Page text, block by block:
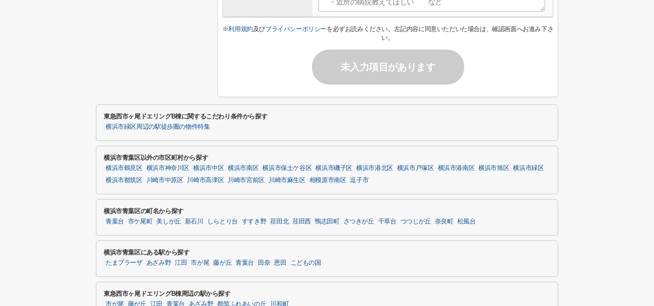
※利用規約及びプライバシーポリシーを必ずお読みください。左記内容に同意いただいた場合は、確認画面へお進み下さ
い。
未入力項目があります
東急西市ヶ尾ドエリングB棟に関するこだわり条件から探す
横浜市緑区周辺の駅徒歩圏の物件特集
横浜市青葉区以外の市区町村から探す
横浜市鶴見区 横浜市神奈川区 横浜市中区 横浜市南区 横浜市保土ケ谷区 横浜市磯子区 横浜市港北区 横浜市戸塚区 横浜市港南区 横浜市旭区
横浜市緑区
横浜市都筑区
川崎市中原区 川崎市高津区 川崎市宮前区 川崎市麻生区 相模原市南区 逗子市
横浜市青葉区の町名から探す
青葉台 市ケ尾町 美しが丘 新石川 しらとり台 すすき野 荏田北 荏田西 鴨志田町 さつきが丘 千草台 つつじが丘 奈良町 松風台
横浜市青葉区にある駅から探す
たまプラーザ あざみ野 江田 市が尾 藤が丘 青葉台 田奈 恩田 こどもの国
東急西市ヶ尾ドエリングB棟周辺の駅から探す
市が尾 藤が丘 江田 青葉台 あざみ野 都筑ふれあいの丘 川和町